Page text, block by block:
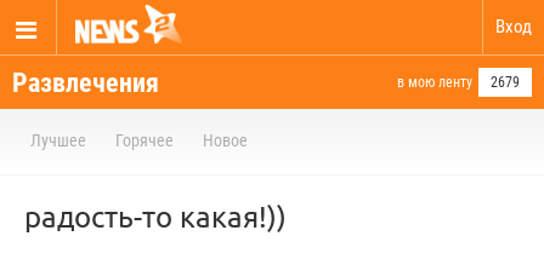
Вход
Развлечения в мою ленту 2679
Лучшее Горячее Новое
радость-то какая!))